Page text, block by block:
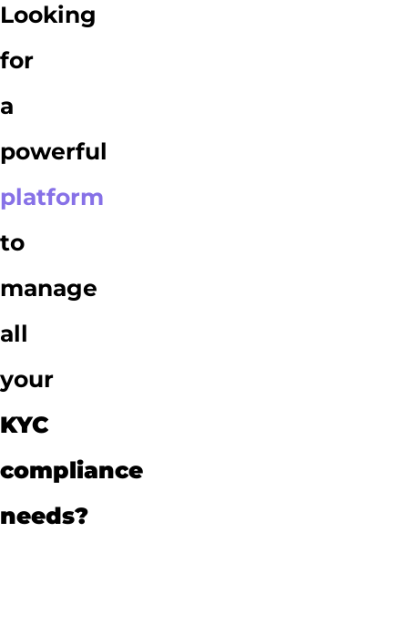
Looking
for
a
powerful
platform
to
manage
all
your
KYC
compliance
needs?